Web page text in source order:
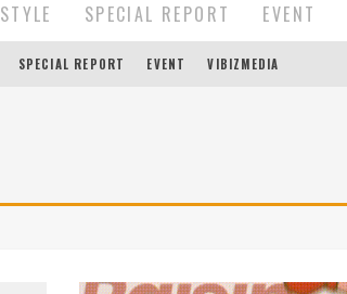
STYLE SPECIAL REPORT EVENT
SPECIAL REPORT EVENT VIBIZMEDIA